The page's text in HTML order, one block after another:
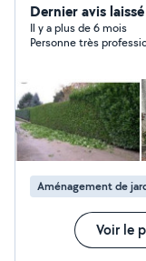
Dernier avis
Il y a plus de 6 mois
Personne très
Aménagement de
Voir le